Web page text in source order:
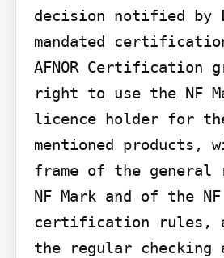
decision notified by
mandated
AFNOR Certification
right to use the NF
licence holder for
mentioned products,
frame of the
NF Mark and of the NF
certification rules,
the regular checking